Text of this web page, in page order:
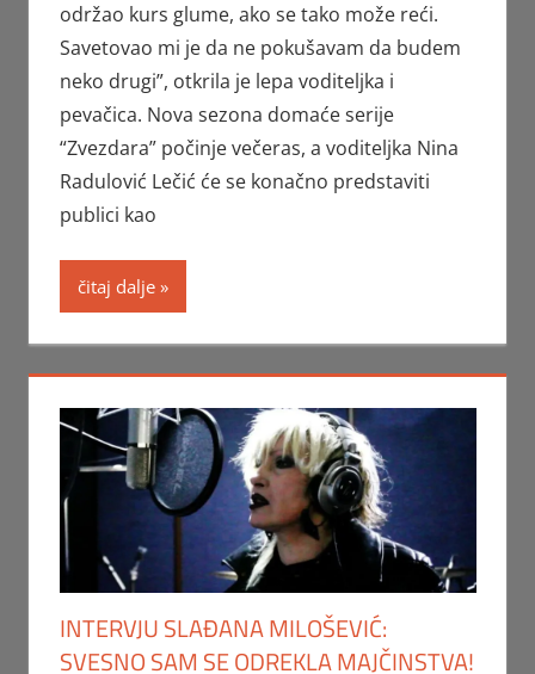
održao kurs glume, ako se tako može reći.
Savetovao mi je da ne pokušavam da budem
neko drugi”, otkrila je lepa voditeljka i
pevačica. Nova sezona domaće serije
“Zvezdara” počinje večeras, a voditeljka Nina
Radulović Lečić će se konačno predstaviti
publici kao
čitaj dalje
INTERVJU SLAĐANA MILOŠEVIĆ:
SVESNO SAM SE ODREKLA MAJČINSTVA!